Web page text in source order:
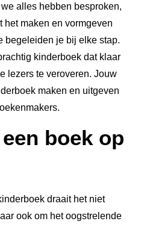
alles hebben besproken,
het maken en vormgeven
begeleiden je bij elke stap.
kinderboek dat klaar
lezers te veroveren. Jouw
maken en uitgeven
boek op
draait het niet
ook om het oogstrelende